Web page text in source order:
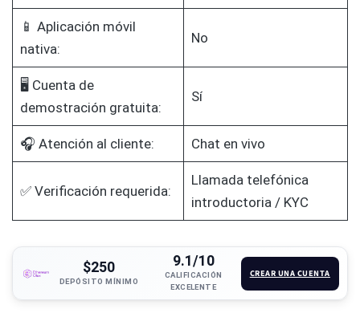
📱 Aplicación móvil
nativa:
No
🖥️ Cuenta de
demostración gratuita:
Sí
🎧 Atención al cliente: Chat en vivo
✅ Verificación requerida:
Llamada telefónica
introductoria / KYC
$250
DEPÓSITO MÍNIMO
9.1/10
CALIFICACIÓN
EXCELENTE
CREAR UNA CUENTA